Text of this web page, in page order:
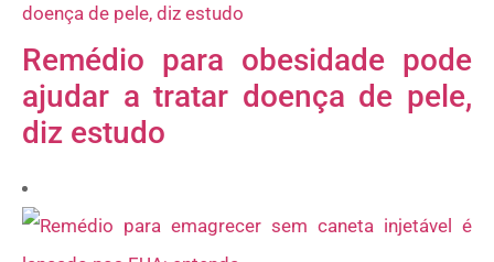
Remédio para obesidade pode
ajudar a tratar doença de pele,
diz estudo